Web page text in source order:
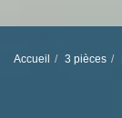
Accueil 3 pièces